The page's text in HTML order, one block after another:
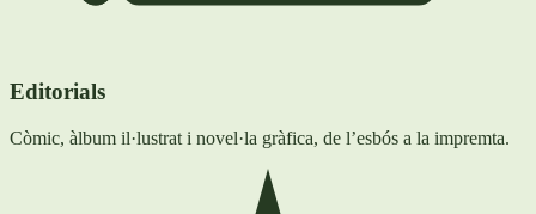
Editorials
Còmic, àlbum il·lustrat i novel·la gràfica, de l’esbós a la impremta.